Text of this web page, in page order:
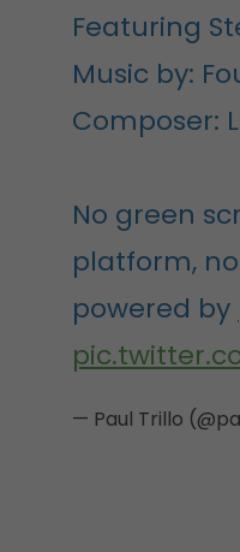
Featuring
Music by:
Composer:
No green
platform,
powered by
— Paul Trillo